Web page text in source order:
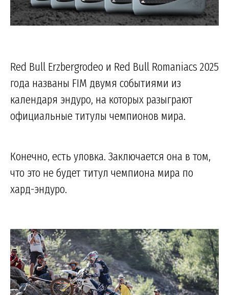
Red Bull Erzbergrodeo и Red Bull Romaniacs 2025
года названы FIM двумя событиями из
календаря эндуро, на которых разыграют
официальные титулы чемпионов мира.
Конечно, есть уловка. Заключается она в том,
что это не будет титул чемпиона мира по
хард-эндуро.